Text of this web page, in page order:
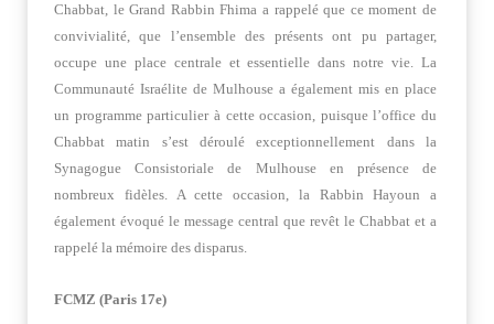
Chabbat, le Grand Rabbin Fhima a rappelé que ce moment de
convivialité, que l’ensemble des présents ont pu partager,
occupe une place centrale et essentielle dans notre vie. La
Communauté Israélite de Mulhouse a également mis en place
un programme particulier à cette occasion, puisque l’office du
Chabbat matin s’est déroulé exceptionnellement dans la
Synagogue Consistoriale de Mulhouse en présence de
nombreux fidèles. A cette occasion, la Rabbin Hayoun a
également évoqué le message central que revêt le Chabbat et a
rappelé la mémoire des disparus.
FCMZ (Paris 17e)